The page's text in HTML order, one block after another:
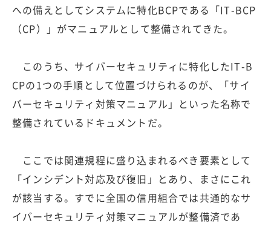
への備えとしてシステムに特化BCPである「IT-BCP
（CP）」がマニュアルとして整備されてきた。
このうち、サイバーセキュリティに特化したIT-B
CPの1つの手順として位置づけられるのが、「サイ
バーセキュリティ対策マニュアル」といった名称で
整備されているドキュメントだ。
ここでは関連規程に盛り込まれるべき要素として
「インシデント対応及び復旧」とあり、まさにこれ
が該当する。すでに全国の信用組合では共通的なサ
イバーセキュリティ対策マニュアルが整備済であ